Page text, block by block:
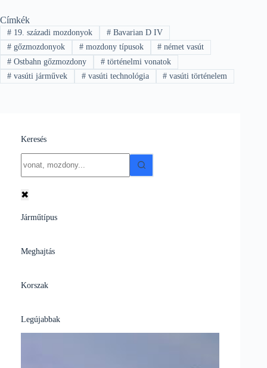
Címkék
#19. századi mozdonyok #Bavarian D IV
#gőzmozdonyok #mozdony típusok # német vasút
#Ostbahn gőzmozdony #történelmi vonatok
#vasúti járművek #vasúti technológia # vasúti történelem
Keresés
results
✖
Járműtípus
Meghajtás
Korszak
Legújabbak